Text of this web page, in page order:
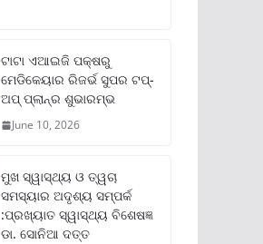
ଟାଟା ଏଆଇଜି ପକ୍ଷରୁ
ମେଡିକେୟାର ରିଜର୍ଭ ସୁପର ଟପ୍‌-
ଅପ୍ ପ୍ଲାନ୍‌ର ଶୁଭାରମ୍ଭ
June 10, 2026
ମୁଖ ସ୍ୱାସ୍ଥ୍ୟ ଓ ତ୍ୱଚା
ସମସ୍ୟାର ଅଦୃଶ୍ୟ ସମ୍ପର୍କ
:ପ୍ରଖ୍ୟାତ ସ୍ୱାସ୍ଥ୍ୟ ବିଶେଷଜ୍ଞ
ଡା. ସୋନିଆ ଦତ୍ତ